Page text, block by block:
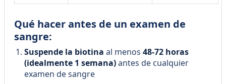
Qué hacer antes de un examen de
sangre:
Suspende la biotina al menos48-72 horas
(idealmente 1 semana)antes de cualquier
examen de sangre